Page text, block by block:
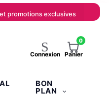
promotions exclusives
Connexion
0
Panier
BON
PLAN